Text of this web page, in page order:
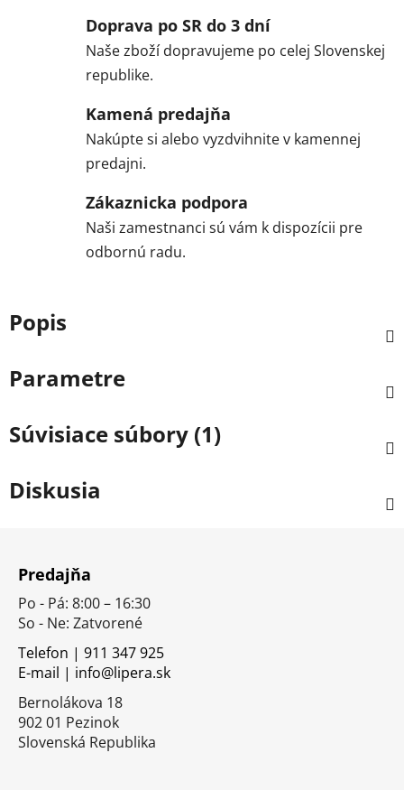
Doprava po SR do 3 dní
Naše zboží dopravujeme po celej Slovenskej
republike.
Kamená predajňa
Nakúpte si alebo vyzdvihnite v kamennej
predajni.
Zákaznicka podpora
Naši zamestnanci sú vám k dispozícii pre
odbornú radu.
Popis
Parametre
Súvisiace súbory (1)
Diskusia
Predajňa
Po - Pá: 8:00 – 16:30
So - Ne: Zatvorené
Telefon | 911 347 925
E-mail | info@lipera.sk
Bernolákova 18
902 01 Pezinok
Slovenská Republika